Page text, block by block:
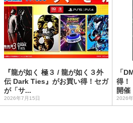
『龍が如く 極３ / 龍が如く３外
伝 Dark Ties』がお買い得！セガ
が「サ...
2026年7月15日
「
得！
開催
2026